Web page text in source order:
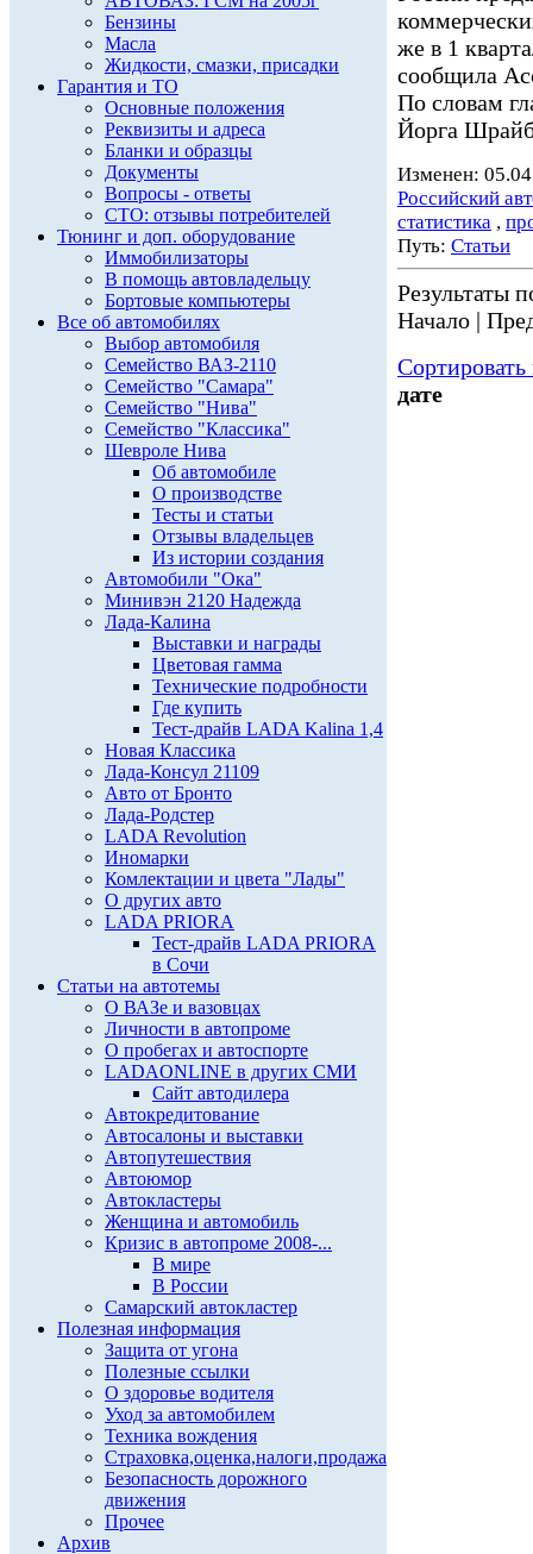
Бензины
Масла
Жидкости, смазки, присадки
Гарантия и ТО
Основные положения
Реквизиты и адреса
Бланки и образцы
Документы
Вопросы - ответы
СТО: отзывы потребителей
Тюнинг и доп. оборудование
Иммобилизаторы
В помощь автовладельцу
Бортовые компьютеры
Все об автомобилях
Выбор автомобиля
Семейство ВАЗ-2110
Семейство "Самара"
Семейство "Нива"
Семейство "Классика"
Шевроле Нива
Об автомобиле
О производстве
Тесты и статьи
Отзывы владельцев
Из истории создания
Автомобили "Ока"
Минивэн 2120 Надежда
Лада-Калина
Выставки и награды
Цветовая гамма
Технические подробности
Где купить
Тест-драйв LADA Kalina 1,4
Новая Классика
Лада-Консул 21109
Авто от Бронто
Лада-Родстер
LADA Revolution
Иномарки
Комлектации и цвета "Лады"
О других авто
LADA PRIORA
Тест-драйв LADA PRIORA
в Сочи
Статьи на автотемы
О ВАЗе и вазовцах
Личности в автопроме
О пробегах и автоспорте
LADAONLINE в других СМИ
Сайт автодилера
Автокредитование
Автосалоны и выставки
Автопутешествия
Автоюмор
Автокластеры
Женщина и автомобиль
Кризис в автопроме 2008-...
В мире
В России
Самарский автокластер
Полезная информация
Защита от угона
Полезные ссылки
О здоровье водителя
Уход за автомобилем
Техника вождения
Страховка,оценка,налоги,продажа
Безопасность дорожного
движения
Прочее
Архив
же в 1
сообщила
По словам
Йорга
Изменен:
Российский
статистика ,
Путь: Статьи
Результаты
Начало |
дате